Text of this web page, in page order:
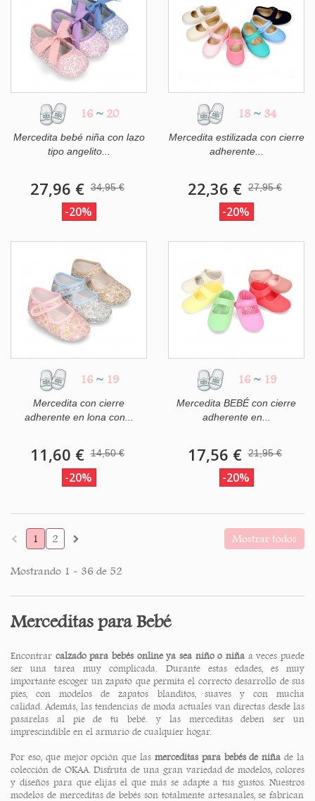
16 ~ 20
Mercedita bebé niña con lazo
tipo angelito...
27,96 € 34,95 €
-20%
18 ~ 34
Mercedita estilizada con cierre
adherente...
22,36 € 27,95 €
-20%
16 ~ 19
Mercedita con cierre
adherente en lona con...
11,60 € 14,50 €
-20%
16 ~ 19
Mercedita BEBÉ con cierre
adherente en...
17,56 € 21,95 €
-20%
Mostrar todos
1 2
Mostrando 1 - 36 de 52
Merceditas para Bebé
Encontrar calzado para bebés online ya sea niño o niña a veces puede
ser una tarea muy complicada. Durante estas edades, es muy
importante escoger un zapato que permita el correcto desarrollo de sus
pies, con modelos de zapatos blanditos, suaves y con mucha
calidad. Además, las tendencias de moda actuales van directas desde las
pasarelas al pie de tu bebé. y las merceditas deben ser un
imprescindible en el armario de cualquier hogar.
Por eso, que mejor opción que las merceditas para bebés de niña de la
colección de OKAA. Disfruta de una gran variedad de modelos, colores
y diseños para que elijas el que más se adapte a tus gustos. Nuestros
modelos de merceditas de bebés son totalmente artesanales, se fabrican